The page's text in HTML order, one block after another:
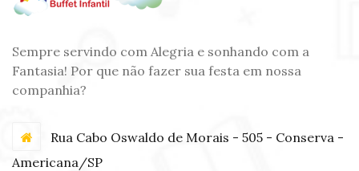
Sempre servindo com Alegria e sonhando com a
Fantasia! Por que não fazer sua festa em nossa
companhia?
Rua Cabo Oswaldo de Morais - 505 - Conserva -
Americana/SP